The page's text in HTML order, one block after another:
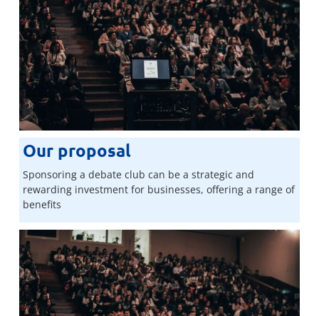
Our proposal
Sponsoring a debate club can be a strategic and
rewarding investment for businesses, offering a range of
benefits